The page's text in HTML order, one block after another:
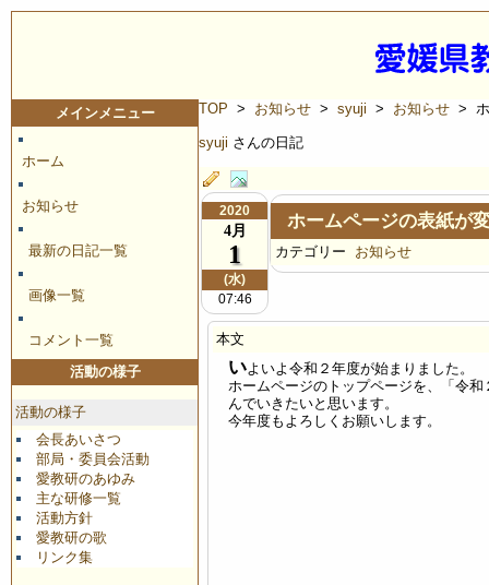
メインメニュー
ホーム
お知らせ
最新の日記一覧
画像一覧
コメント一覧
活動の様子
活動の様子
会長あいさつ
部局・委員会活動
愛教研のあゆみ
主な研修一覧
活動方針
愛教研の歌
リンク集
TOP > お知らせ > syuji > お知らせ > ホ
syuji さんの日記
2020
4月
1
(水)
07:46
ホームページの表紙が
カテゴリー お知らせ
本文
いよいよ令和２年度が始まりました。
ホームページのトップページを、「令
んでいきたいと思います。
今年度もよろしくお願いします。